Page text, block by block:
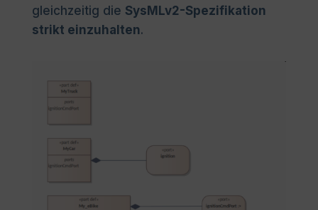
gleichzeitig die SysMLv2-Spezifikation
strikt einzuhalten.